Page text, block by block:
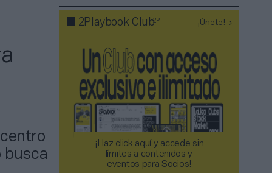
busca
2Playbook Club2P ¡Únete!
¡Haz click aquí y accede sin
límites a contenidos y
eventos para Socios!​​​​​​​